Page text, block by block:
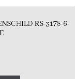
RS-3178-6-